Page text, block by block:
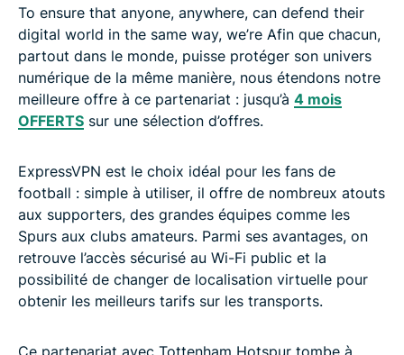
To ensure that anyone, anywhere, can defend their
digital world in the same way, we’re Afin que chacun,
partout dans le monde, puisse protéger son univers
numérique de la même manière, nous étendons notre
meilleure offre à ce partenariat : jusqu’à 4 mois
OFFERTS sur une sélection d’offres.
ExpressVPN est le choix idéal pour les fans de
football : simple à utiliser, il offre de nombreux atouts
aux supporters, des grandes équipes comme les
Spurs aux clubs amateurs. Parmi ses avantages, on
retrouve l’accès sécurisé au Wi-Fi public et la
possibilité de changer de localisation virtuelle pour
obtenir les meilleurs tarifs sur les transports.
Ce partenariat avec Tottenham Hotspur tombe à